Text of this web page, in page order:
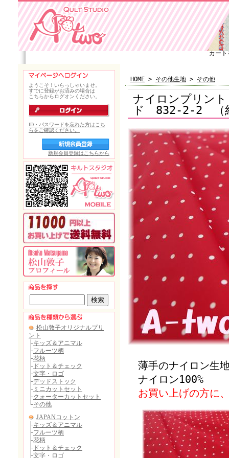
カート
HOME > その他生地 > その他
ナイロンプリン
ド 832-2-2 （約
薄手のナイロン生
ナイロン100%
お買い上げの方に